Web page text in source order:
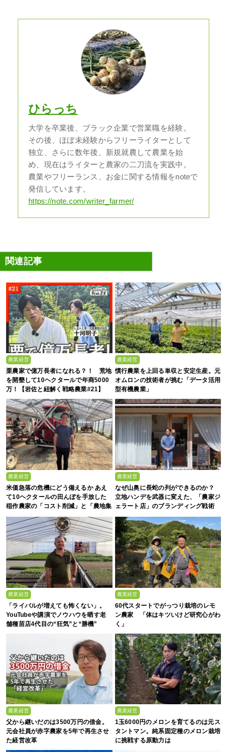
ひらっち
大学を卒業後、ブラック企業で営業職を経験。
その後、ほぼ未経験からフリーライターとして
独立、さらに数年後、新規就農して農業を始
め、現在はライターと農家の二刀流を実践中。
農業やフリーランス、お金に関する情報をnoteで
発信しています。
https://note.com/writer_farmer/
関連記事
農業経営
栗農家で億万長者になれる？！ 荒地
を開墾して10ヘクタールで年商5000
万！【岩佐と紐解く戦略農業#21】
農業経営
慣行農業を上回る単収と安定生産。元
オムロンの技術者が挑む「データ活用
型有機農業」
農業経営
米価急落の危機にどう備えるか あえ
て10ヘクタールの田んぼを手放した
稲作農家の「コスト削減」と「農地集
約」
農業経営
なぜ山奥に長蛇の列ができるのか？
立地ハンデを武器に変えた、「農家ジ
ェラート店」のブランディング戦術
農業経営
「ライバルが増えても怖くない」。
YouTubeや講演でノウハウを晒す老
舗種苗店4代目の“狂気”と“勝機”
農業経営
60代スタートでがっつり栽培のレモ
ン農家 「体はキツいけど研究心がわ
く」
農業経営
父から継いだのは3500万円の借金。
元会社員が赤字農家を5年で再生させ
た経営改革
農業経営
1玉6000円のメロンを育てるのは元ス
タントマン。純系固定種のメロン栽培
に挑戦する原動力は